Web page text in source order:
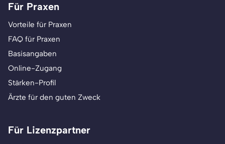
Für Praxen
Vorteile für Praxen
FAQ für Praxen
Basisangaben
Online-Zugang
Stärken-Profil
Ärzte für den guten Zweck
Für Lizenzpartner